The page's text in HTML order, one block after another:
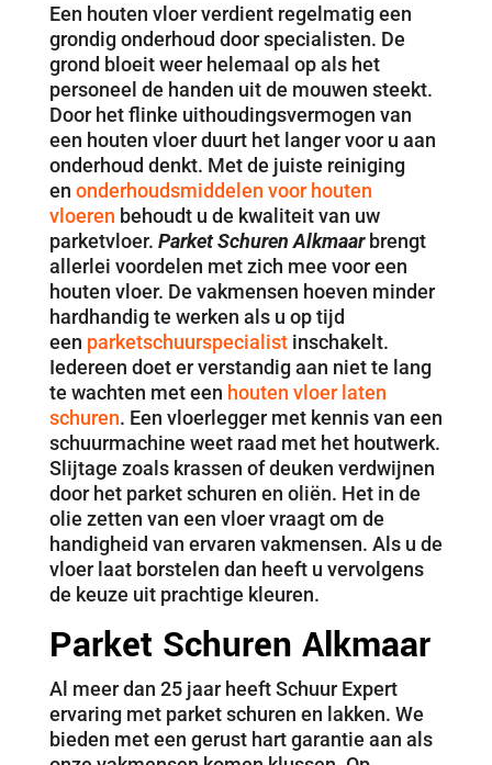
Een houten vloer verdient regelmatig een
grondig onderhoud door specialisten. De
grond bloeit weer helemaal op als het
personeel de handen uit de mouwen steekt.
Door het flinke uithoudingsvermogen van
een houten vloer duurt het langer voor u aan
onderhoud denkt. Met de juiste reiniging
en onderhoudsmiddelen voor houten
vloeren behoudt u de kwaliteit van uw
parketvloer. Parket Schuren Alkmaarbrengt
allerlei voordelen met zich mee voor een
houten vloer. De vakmensen hoeven minder
hardhandig te werken als u op tijd
een parketschuurspecialistinschakelt.
Iedereen doet er verstandig aan niet te lang
te wachten met een houten vloer laten
schuren. Een vloerlegger met kennis van een
schuurmachine weet raad met het houtwerk.
Slijtage zoals krassen of deuken verdwijnen
door het parket schuren en oliën. Het in de
olie zetten van een vloer vraagt om de
handigheid van ervaren vakmensen. Als u de
vloer laat borstelen dan heeft u vervolgens
de keuze uit prachtige kleuren.
Parket Schuren Alkmaar
Al meer dan 25 jaar heeft Schuur Expert
ervaring met parket schuren en lakken. We
bieden met een gerust hart garantie aan als